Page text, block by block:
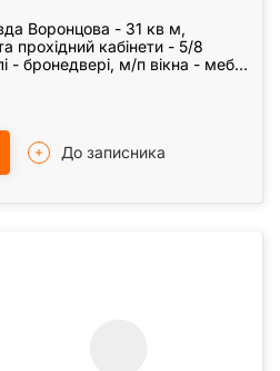
Воронцова - 31 кв м,
прохідний кабінети - 5/8
- бронедвері, м/п вікна - меблі
До записника